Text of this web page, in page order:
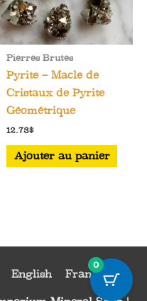
Pierres Brutes
Pyrite – Macle de
Cristaux de Pyrite
Géométrique
12.73$
Ajouter au panier
English Français
0